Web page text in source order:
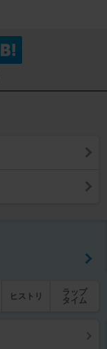
ヒストリ
ラップ
タイム